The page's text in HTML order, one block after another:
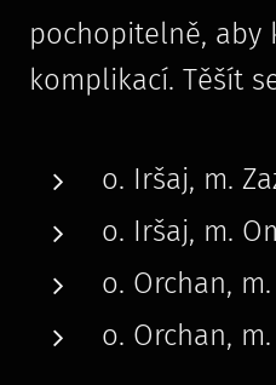
pochopitelně, aby
komplikací. Těšít
o. Iršaj, m.
o. Iršaj, m.
o. Orchan,
o. Orchan,